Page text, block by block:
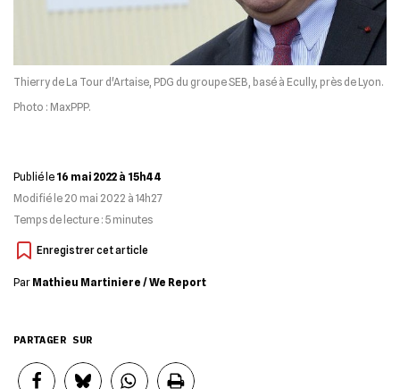
Thierry de La Tour d'Artaise, PDG du groupe SEB, basé à Ecully, près de Lyon.
Photo : MaxPPP.
Publié le 16 mai 2022 à 15h44
Modifié le20 mai 2022 à 14h27
Temps de lecture : 5 minutes
Par Mathieu Martiniere / We Report
PARTAGER SUR